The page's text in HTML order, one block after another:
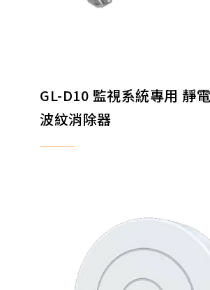
GL-D10 監視系統專用 靜
波紋消除器